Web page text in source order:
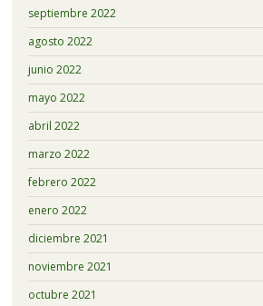
septiembre 2022
agosto 2022
junio 2022
mayo 2022
abril 2022
marzo 2022
febrero 2022
enero 2022
diciembre 2021
noviembre 2021
octubre 2021